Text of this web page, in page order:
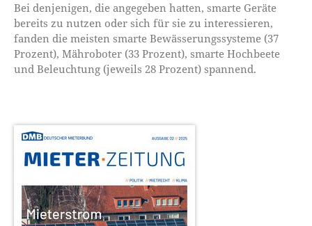
Bei denjenigen, die angegeben hatten, smarte Geräte
bereits zu nutzen oder sich für sie zu interessieren,
fanden die meisten smarte Bewässerungssysteme (37
Prozent), Mähroboter (33 Prozent), smarte Hochbeete
und Beleuchtung (jeweils 28 Prozent) spannend.